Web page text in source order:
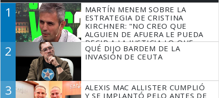
1
MARTÍN MENEM SOBRE LA
ESTRATEGIA DE CRISTINA
KIRCHNER: "NO CREO QUE
ALGUIEN DE AFUERA LE PUEDA
DECIR A LA JUSTICIA LO QUE
TIENE QUE HACER"
2
QUÉ DIJO BARDEM DE LA
INVASIÓN DE CEUTA
3
ALEXIS MAC ALLISTER CUMPLIÓ
Y SE IMPLANTÓ PELO ANTES DE